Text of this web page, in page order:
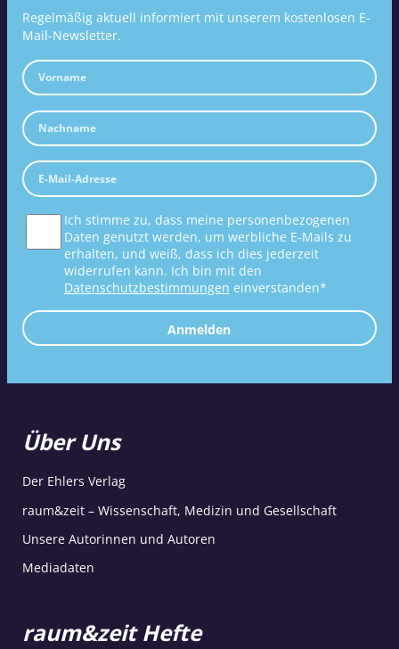
Regelmäßig aktuell informiert mit unserem kostenlosen E-
Mail-Newsletter.
Ich stimme zu, dass meine personenbezogenen
Daten genutzt werden, um werbliche E-Mails zu
erhalten, und weiß, dass ich dies jederzeit
widerrufen kann. Ich bin mit den
Datenschutzbestimmungen einverstanden*
Anmelden
Über Uns
Der Ehlers Verlag
raum&zeit – Wissenschaft, Medizin und Gesellschaft
Unsere Autorinnen und Autoren
Mediadaten
raum&zeit Hefte